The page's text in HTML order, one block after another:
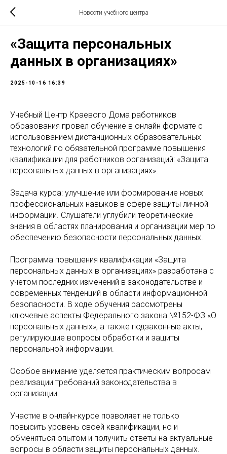
Новости учебного центра
«Защита персональных
данных в организациях»
2025-10-16 16:39
Учебный Центр Краевого Дома работников
образования провел обучение в онлайн формате с
использованием дистанционных образовательных
технологий по обязательной программе повышения
квалификации для работников организаций: «Защита
персональных данных в организациях».
Задача курса: улучшение или формирование новых
профессиональных навыков в сфере защиты личной
информации. Слушатели углубили теоретические
знания в областях планирования и организации мер по
обеспечению безопасности персональных данных.
Программа повышения квалификации «Защита
персональных данных в организациях» разработана с
учетом последних изменений в законодательстве и
современных тенденций в области информационной
безопасности. В ходе обучения рассмотрены
ключевые аспекты Федерального закона №152-ФЗ «О
персональных данных», а также подзаконные акты,
регулирующие вопросы обработки и защиты
персональной информации.
Особое внимание уделяется практическим вопросам
реализации требований законодательства в
организации.
Участие в онлайн-курсе позволяет не только
повысить уровень своей квалификации, но и
обменяться опытом и получить ответы на актуальные
вопросы в области защиты персональных данных.